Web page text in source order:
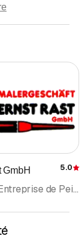
GmbH 5.0
Peintre • Entreprise de Peinture • Papiers peints • Inscriptions • Façades • Tapisserie • Rénovation